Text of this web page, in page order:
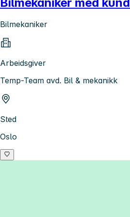
Bilmekaniker med
Bilmekaniker
Arbeidsgiver
Temp-Team avd. Bil & mekanikk
Sted
Oslo